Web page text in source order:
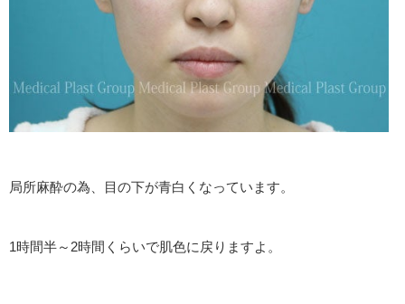
局所麻酔の為、目の下が青白くなっています。
1時間半～2時間くらいで肌色に戻りますよ。